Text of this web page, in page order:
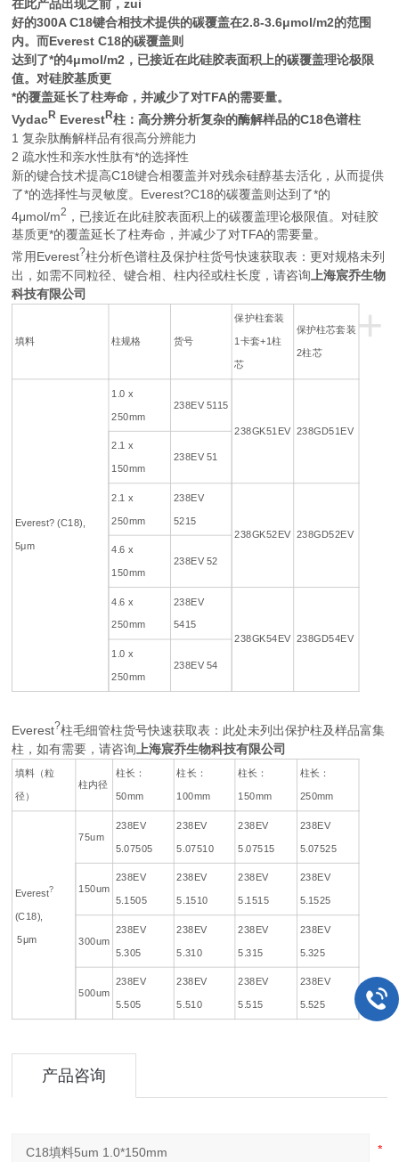
在此产品出现之前，zui
好的300A C18键合相技术提供的碳覆盖在2.8-3.6μmol/m2的范围
内。而Everest C18的碳覆盖则
达到了*的4μmol/m2，已接近在此硅胶表面积上的碳覆盖理论极限
值。对硅胶基质更
*的覆盖延长了柱寿命，并减少了对TFA的需要量。
VydacR EverestR柱：高分辨分析复杂的酶解样品的C18色谱柱
1 复杂肽酶解样品有很高分辨能力
2 疏水性和亲水性肽有*的选择性
新的键合技术提高C18键合相覆盖并对残余硅醇基去活化，从而提供
了*的选择性与灵敏度。Everest?C18的碳覆盖则达到了*的
4μmol/m2 ，已接近在此硅胶表面积上的碳覆盖理论极限值。对硅胶
基质更*的覆盖延长了柱寿命，并减少了对TFA的需要量。
常用Everest?柱分析色谱柱及保护柱货号快速获取表：更对规格未列
出，如需不同粒径、键合相、柱内径或柱长度，请咨询 上海宸乔生物
科技有限公司
+
填料 柱规格 货号
保护柱套装
1卡套+1柱
芯
保护柱芯套装
2柱芯
Everest? (C18),
5μm
1.0 x
250mm
238EV 5115
238GK51EV 238GD51EV
2.1 x
150mm
238EV 51
2.1 x
250mm
238EV
5215
238GK52EV 238GD52EV
4.6 x
150mm
238EV 52
4.6 x
250mm
238EV
5415
238GK54EV 238GD54EV
1.0 x
250mm
238EV 54
Everest?柱毛细管柱货号快速获取表：此处未列出保护柱及样品富集
柱，如有需要，请咨询 上海宸乔生物科技有限公司
填料（粒
径）
柱内径
柱长：
50mm
柱长：
100mm
柱长：
150mm
柱长：
250mm
Everest?
(C18),
5μm
75um
238EV
5.07505
238EV
5.07510
238EV
5.07515
238EV
5.07525
150um
238EV
5.1505
238EV
5.1510
238EV
5.1515
238EV
5.1525
300um
238EV
5.305
238EV
5.310
238EV
5.315
238EV
5.325
500um
238EV
5.505
238EV
5.510
238EV
5.515
238EV
5.525
产品咨询